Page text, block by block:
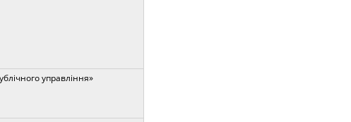
управління»